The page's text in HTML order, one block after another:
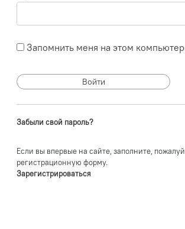
Запомнить меня на этом
Забыли свой пароль?
Если вы впервые на сайте, заполните,
регистрационную форму.
Зарегистрироваться